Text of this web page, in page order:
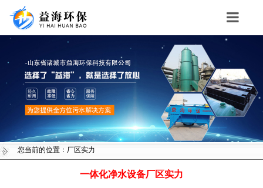
Toggle
您当前的位置：厂区实力
一体化净水设备厂区实力